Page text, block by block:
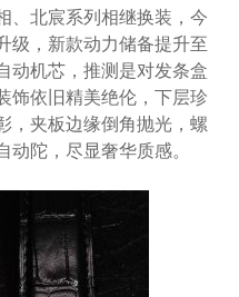
、北宸系列相继换装，今
级，新款动力储备提升至
动机芯，推测是对发条盒
饰依旧精美绝伦，下层珍
，夹板边缘倒角抛光，螺
陀，尽显奢华质感。